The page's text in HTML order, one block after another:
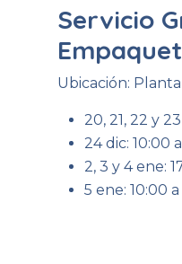
Servicio
Ubicación:
20, 21, 22 y
24 dic: 10:00
2, 3 y 4 ene:
5 ene: 10:00